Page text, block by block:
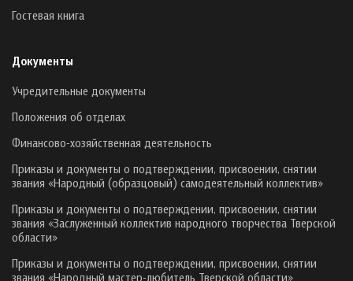
Гостевая книга
Документы
Учредительные документы
Положения об отделах
Финансово-хозяйственная деятельность
Приказы и документы о подтверждении, присвоении, снятии
звания «Народный (образцовый) самодеятельный коллектив»
Приказы и документы о подтверждении, присвоении, снятии
звания «Заслуженный коллектив народного творчества Тверской
области»
Приказы и документы о подтверждении, присвоении, снятии
звания «Народный мастер-любитель Тверской области»